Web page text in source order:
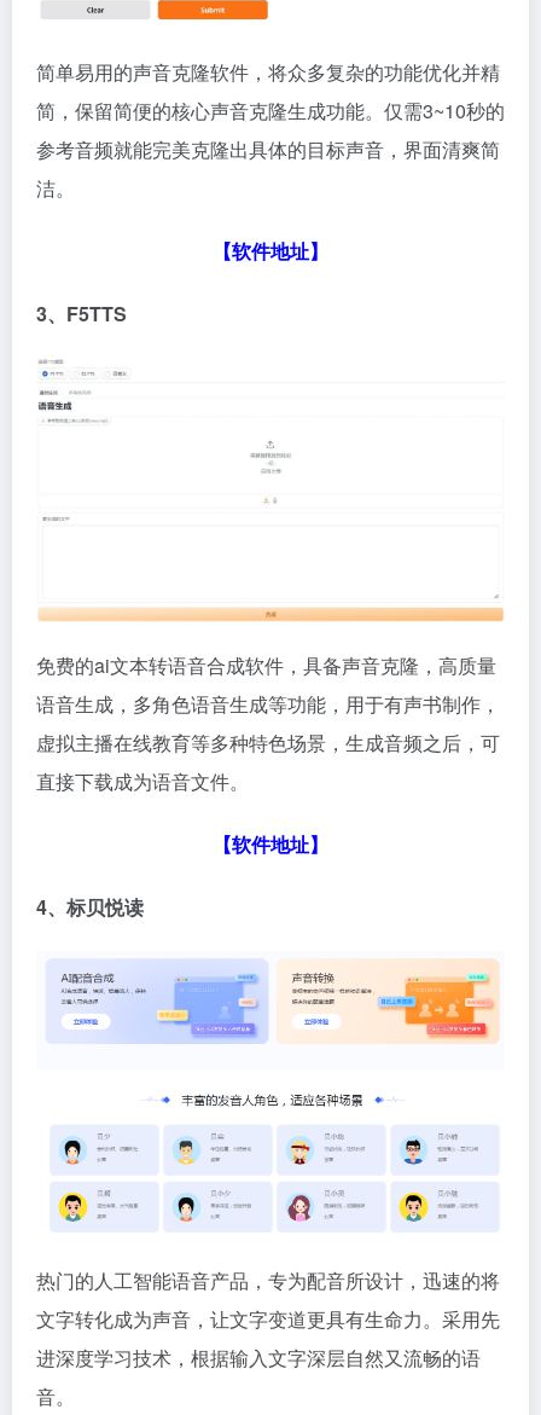
简单易用的声音克隆软件，将众多复杂的功能优化并精
简，保留简便的核心声音克隆生成功能。仅需3~10秒的
参考音频就能完美克隆出具体的目标声音，界面清爽简
洁。
【软件地址】
3、F5TTS
免费的ai文本转语音合成软件，具备声音克隆，高质量
语音生成，多角色语音生成等功能，用于有声书制作，
虚拟主播在线教育等多种特色场景，生成音频之后，可
直接下载成为语音文件。
【软件地址】
4、标贝悦读
热门的人工智能语音产品，专为配音所设计，迅速的将
文字转化成为声音，让文字变道更具有生命力。采用先
进深度学习技术，根据输入文字深层自然又流畅的语
音。